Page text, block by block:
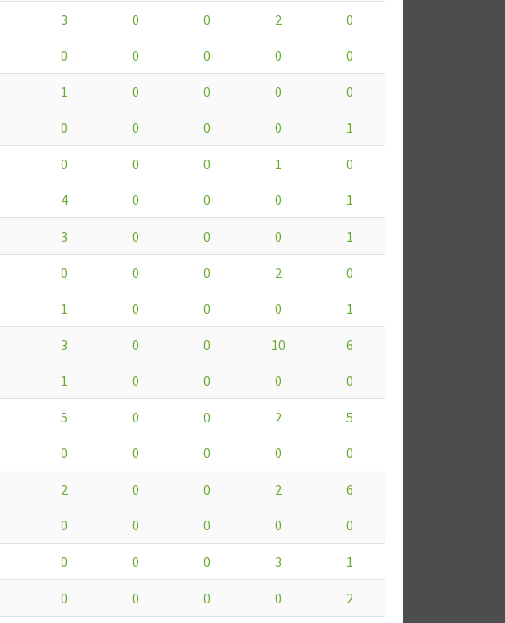
3 0 0 2
0
0 0 0 0 0
1 0 0 0
0
0 0 0 0 1
0 0 0 1
0
4 0 0 0 1
3 0 0 0 1
0 0 0 2
0
1 0 0 0 1
3 0 0 10
6
1 0 0 0 0
5 0 0 2
5
0 0 0 0 0
2 0 0 2
6
0 0 0 0 0
0 0 0 3 1
0 0 0 0 2